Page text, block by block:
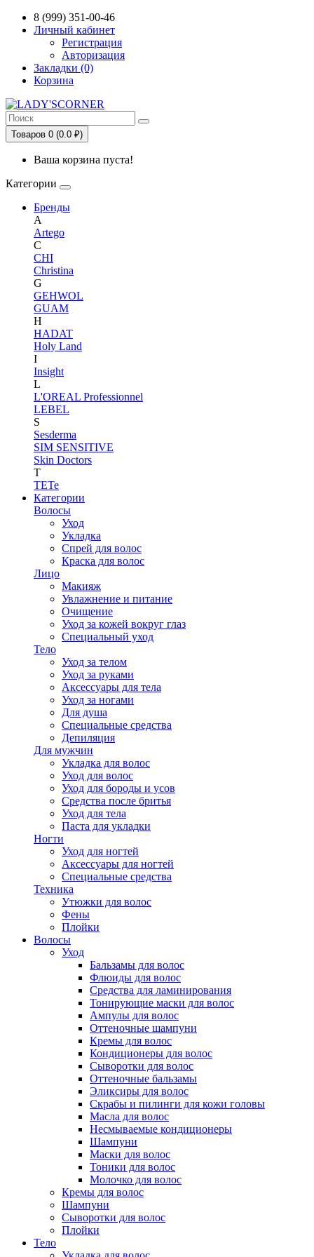
Сервис сравнения цен в Беларуси
8 (999) 351-00-46
Личный кабинет
Регистрация
Авторизация
Закладки (0)
Корзина
Товаров 0 (0.0 ₽)
Ваша корзина пуста!
Категории
Бренды
A
Artego
C
CHI
Christina
G
GEHWOL
GUAM
H
HADAT
Holy Land
I
Insight
L
L'OREAL Professionnel
LEBEL
S
Sesderma
SIM SENSITIVE
Skin Doctors
T
TETe
Категории
Волосы
Уход
Укладка
Спрей для волос
Краска для волос
Лицо
Макияж
Увлажнение и питание
Очищение
Уход за кожей вокруг глаз
Специальный уход
Тело
Уход за телом
Уход за руками
Аксессуары для тела
Уход за ногами
Для душа
Специальные средства
Депиляция
Для мужчин
Укладка для волос
Уход для волос
Уход для бороды и усов
Средства после бритья
Уход для тела
Паста для укладки
Ногти
Уход для ногтей
Аксессуары для ногтей
Специальные средства
Техника
Утюжки для волос
Фены
Плойки
Волосы
Уход
Бальзамы для волос
Флюиды для волос
Средства для ламинирования
Тонирующие маски для волос
Ампулы для волос
Оттеночные шампуни
Кремы для волос
Кондиционеры для волос
Сыворотки для волос
Оттеночные бальзамы
Эликсиры для волос
Скрабы и пилинги для кожи головы
Масла для волос
Несмываемые кондиционеры
Шампуни
Маски для волос
Тоники для волос
Молочко для волос
Кремы для волос
Шампуни
Сыворотки для волос
Плойки
Тело